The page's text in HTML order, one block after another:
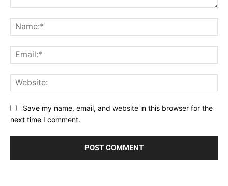
Save my name, email, and website in this browser for the
next time I comment.